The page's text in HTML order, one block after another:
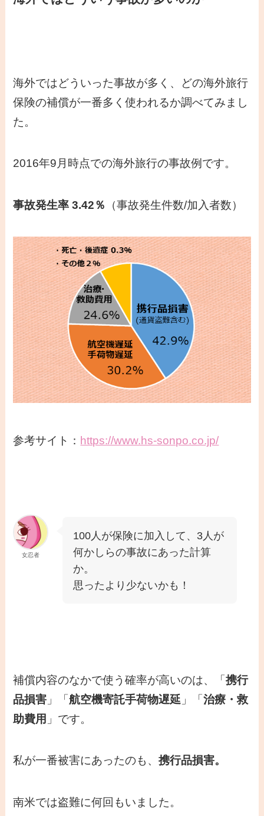
海外ではどういった事故が多く、どの海外旅行
保険の補償が一番多く使われるか調べてみまし
た。
2016年9月時点での海外旅行の事故例です。
事故発生率 3.42％ （事故発生件数/加入者数）
参考サイト： https://www.hs-sonpo.co.jp/
女忍者
100人が保険に加入して、3人が
何かしらの事故にあった計算
か。
思ったより少ないかも！
補償内容のなかで使う確率が高いのは、「携行
品損害 」「航空機寄託手荷物遅延 」「治療・救
助費用 」です。
私が一番被害にあったのも、携行品損害。
南米では盗難に何回もいました。